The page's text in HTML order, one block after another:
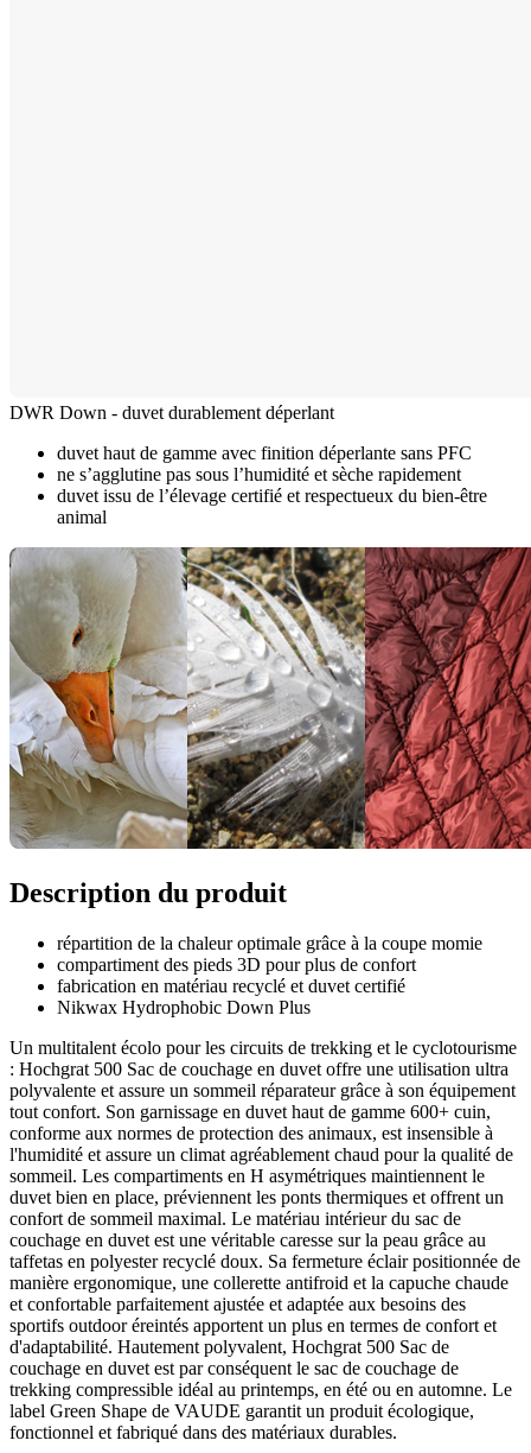
DWR Down - duvet durablement déperlant
duvet haut de gamme avec finition déperlante sans PFC
ne s’agglutine pas sous l’humidité et sèche rapidement
duvet issu de l’élevage certifié et respectueux du bien-être
animal
Description du produit
répartition de la chaleur optimale grâce à la coupe momie
compartiment des pieds 3D pour plus de confort
fabrication en matériau recyclé et duvet certifié
Nikwax Hydrophobic Down Plus
Un multitalent écolo pour les circuits de trekking et le cyclotourisme
: Hochgrat 500 Sac de couchage en duvet offre une utilisation ultra
polyvalente et assure un sommeil réparateur grâce à son équipement
tout confort. Son garnissage en duvet haut de gamme 600+ cuin,
conforme aux normes de protection des animaux, est insensible à
l'humidité et assure un climat agréablement chaud pour la qualité de
sommeil. Les compartiments en H asymétriques maintiennent le
duvet bien en place, préviennent les ponts thermiques et offrent un
confort de sommeil maximal. Le matériau intérieur du sac de
couchage en duvet est une véritable caresse sur la peau grâce au
taffetas en polyester recyclé doux. Sa fermeture éclair positionnée de
manière ergonomique, une collerette antifroid et la capuche chaude
et confortable parfaitement ajustée et adaptée aux besoins des
sportifs outdoor éreintés apportent un plus en termes de confort et
d'adaptabilité. Hautement polyvalent, Hochgrat 500 Sac de
couchage en duvet est par conséquent le sac de couchage de
trekking compressible idéal au printemps, en été ou en automne. Le
label Green Shape de VAUDE garantit un produit écologique,
fonctionnel et fabriqué dans des matériaux durables.